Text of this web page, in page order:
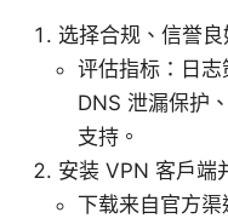
选择合规、信誉
评估指标：日志
DNS 泄漏保护
支持。
安装 VPN 客户端
下载来自官方